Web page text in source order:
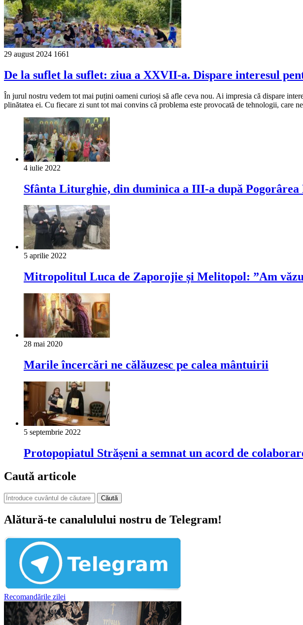
29 august 2024 1661
De la suflet la suflet: ziua a XXVII-a. Dispare interesul
În jurul nostru vedem tot mai puțini oameni curioși să afle ceva nou. Ai impresia că dispare
plinătatea ei. Cu fiecare zi sunt tot mai convins că problema este provocată de tehnologii, care
4 iulie 2022
Sfânta Liturghie, din duminica a III-a după
5 aprilie 2022
Mitropolitul Luca de Zaporojie și Melitopol: ”Am
28 mai 2020
Marile încercări ne călăuzesc pe calea mântuirii
5 septembrie 2022
Protopopiatul Strășeni a semnat un acord de
Caută articole
Căută
Alătură-te canalulului nostru de Telegram!
Recomandările zilei